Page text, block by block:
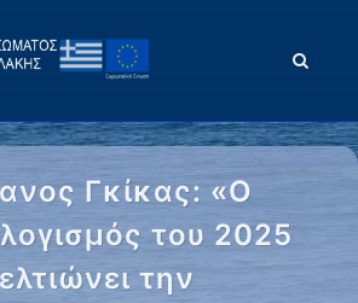
Γκίκας: «Ο
του 2025
την